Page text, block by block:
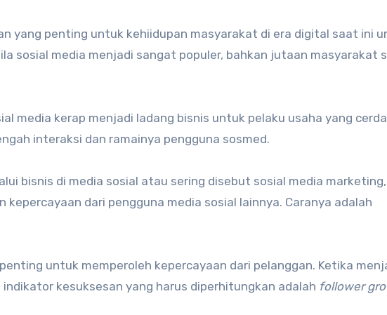
yang penting untuk kehiidupan masyarakat di era digital saat ini
sosial media menjadi sangat populer, bahkan jutaan masyarakat
media kerap menjadi ladang bisnis untuk pelaku usaha yang
interaksi dan ramainya pengguna sosmed.
bisnis di media sosial atau sering disebut sosial media marketing,
dari pengguna media sosial lainnya. Caranya adalah
untuk memperoleh kepercayaan dari pelanggan. Ketika
kesuksesan yang harus diperhitungkan adalah follower